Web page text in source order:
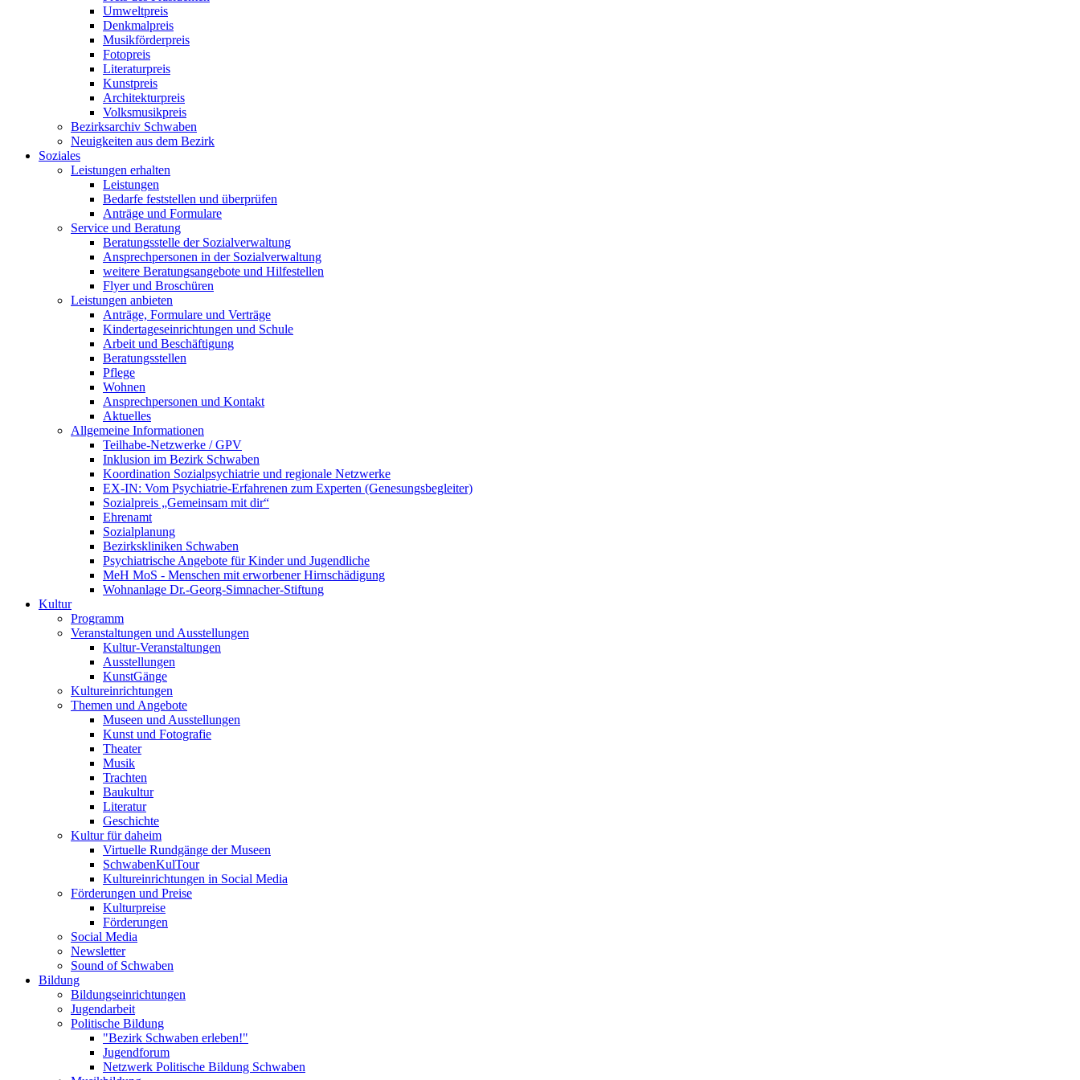
Umweltpreis
Denkmalpreis
Musikförderpreis
Fotopreis
Literaturpreis
Kunstpreis
Architekturpreis
Volksmusikpreis
Bezirksarchiv Schwaben
Neuigkeiten aus dem Bezirk
Soziales
Leistungen erhalten
Leistungen
Bedarfe feststellen und überprüfen
Anträge und Formulare
Service und Beratung
Beratungsstelle der Sozialverwaltung
Ansprechpersonen in der Sozialverwaltung
weitere Beratungsangebote und Hilfestellen
Flyer und Broschüren
Leistungen anbieten
Anträge, Formulare und Verträge
Kindertageseinrichtungen und Schule
Arbeit und Beschäftigung
Beratungsstellen
Pflege
Wohnen
Ansprechpersonen und Kontakt
Aktuelles
Allgemeine Informationen
Teilhabe-Netzwerke / GPV
Inklusion im Bezirk Schwaben
Koordination Sozialpsychiatrie und regionale Netzwerke
EX-IN: Vom Psychiatrie-Erfahrenen zum Experten (Genesungsbegleiter)
Sozialpreis „Gemeinsam mit dir“
Ehrenamt
Sozialplanung
Bezirkskliniken Schwaben
Psychiatrische Angebote für Kinder und Jugendliche
MeH MoS - Menschen mit erworbener Hirnschädigung
Wohnanlage Dr.-Georg-Simnacher-Stiftung
Kultur
Programm
Veranstaltungen und Ausstellungen
Kultur-Veranstaltungen
Ausstellungen
KunstGänge
Kultureinrichtungen
Themen und Angebote
Museen und Ausstellungen
Kunst und Fotografie
Theater
Musik
Trachten
Baukultur
Literatur
Geschichte
Kultur für daheim
Virtuelle Rundgänge der Museen
SchwabenKulTour
Kultureinrichtungen in Social Media
Förderungen und Preise
Kulturpreise
Förderungen
Social Media
Newsletter
Sound of Schwaben
Bildung
Bildungseinrichtungen
Jugendarbeit
Politische Bildung
"Bezirk Schwaben erleben!"
Jugendforum
Netzwerk Politische Bildung Schwaben